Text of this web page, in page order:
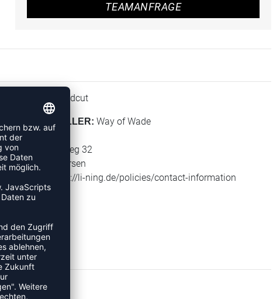
TEAMANFRAGE
Midcut
HERSTELLER: Way of Wade
Kränkelsweg 32
41748 Viersen
Web: https://li-ning.de/policies/contact-information